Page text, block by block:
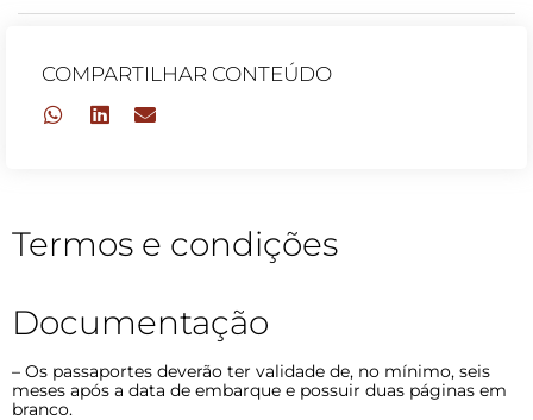
COMPARTILHAR CONTEÚDO
Termos e condições
Documentação
– Os passaportes deverão ter validade de, no mínimo, seis
meses após a data de embarque e possuir duas páginas em
branco.